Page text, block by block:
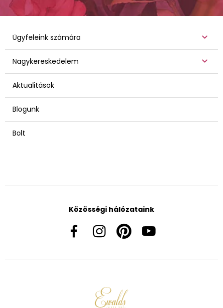
Ügyfeleink számára
Nagykereskedelem
Aktualitások
Blogunk
Bolt
Közösségi hálózataink